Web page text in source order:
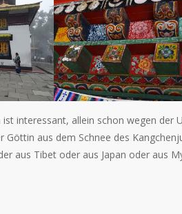
interessant, allein schon wegen der
Göttin aus dem Schnee des
aus Tibet oder aus Japan oder aus